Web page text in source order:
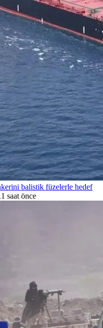
balistik füzelerle hedef
saat önce